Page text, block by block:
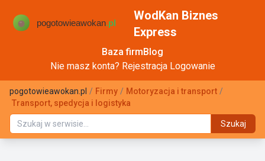
WodKan Biznes
Express
Baza firmBlog
Nie masz konta? Rejestracja Logowanie
pogotowieawokan.pl / Firmy / Motoryzacja i transport /
Transport, spedycja i logistyka
Szukaj